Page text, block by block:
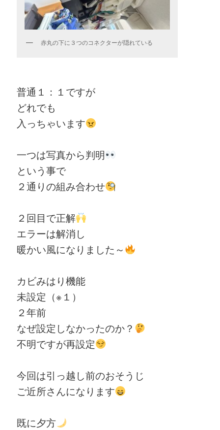
赤丸の下に３つのコネクターが隠れている
普通１：１ですが
どれでも
入っちゃいます
一つは写真から判明
という事で
２通りの組み合わせ
２回目で正解
エラーは解消し
暖かい風になりました～
カビみはり機能
未設定（※１）
２年前
なぜ設定しなかったのか？
不明ですが再設定
今回は引っ越し前のおそうじ
ご近所さんになります
既に夕方